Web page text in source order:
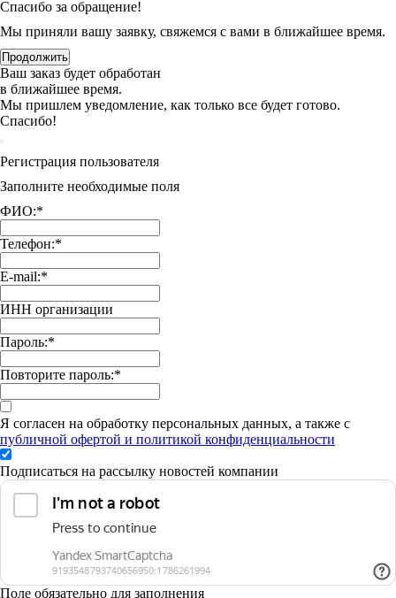
Спасибо за обращение!
Мы приняли вашу заявку, свяжемся с вами в ближайшее время.
Продолжить
Ваш заказ будет обработан
в ближайшее время.
Мы пришлем уведомление, как только все будет готово.
Спасибо!
Регистрация пользователя
Заполните необходимые поля
ФИО:*
Телефон:*
E-mail:*
ИНН организации
Пароль:*
Повторите пароль:*
Я согласен на обработку персональных данных, а также с
публичной офертой и политикой конфиденциальности
Подписаться на рассылку новостей компании
Поле обязательно для заполнения